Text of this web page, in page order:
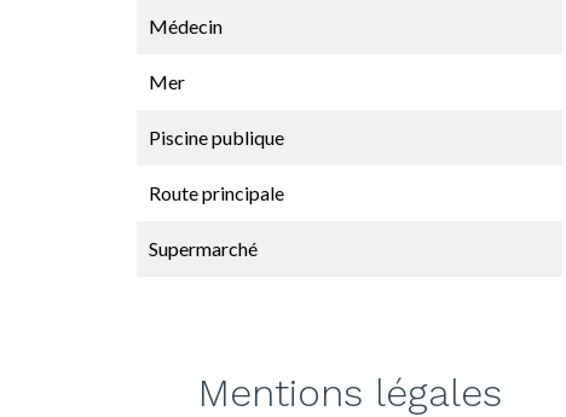
Médecin
Mer
Piscine publique
Route principale
Supermarché
Mentions légales